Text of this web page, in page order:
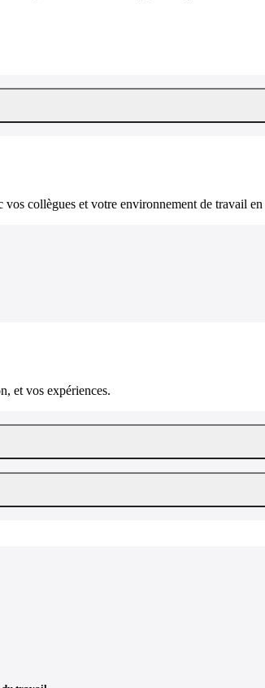
collègues et votre environnement de travail en
et vos expériences.